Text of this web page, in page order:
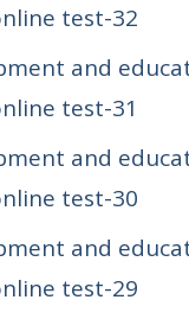
test-32
and
test-31
and
test-30
and
test-29